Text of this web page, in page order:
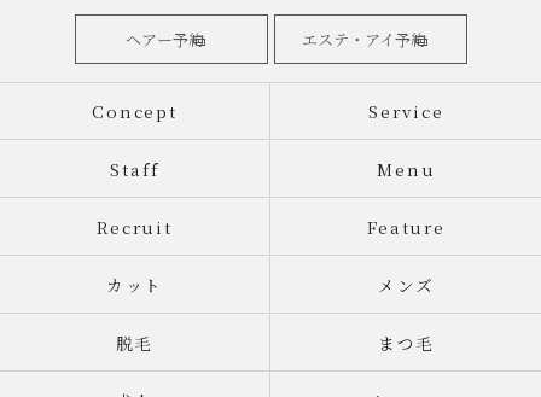
ヘアー予約 エステ・アイ予約
Concept Service
Staff Menu
Recruit Feature
カット メンズ
脱毛 まつ毛